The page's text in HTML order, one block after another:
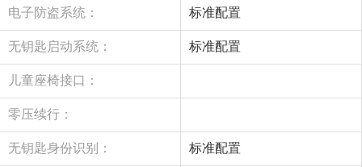
电子防盗系统： 标准配置
无钥匙启动系统： 标准配置
儿童座椅接口：
零压续行：
无钥匙身份识别： 标准配置